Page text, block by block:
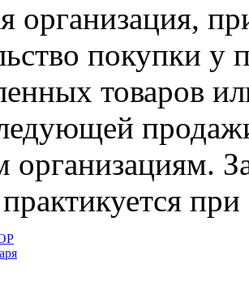
организация,
покупки у
товаров
организациям.
при